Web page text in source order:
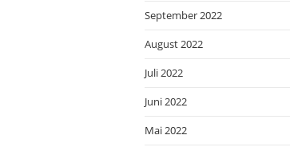
September 2022
August 2022
Juli 2022
Juni 2022
Mai 2022